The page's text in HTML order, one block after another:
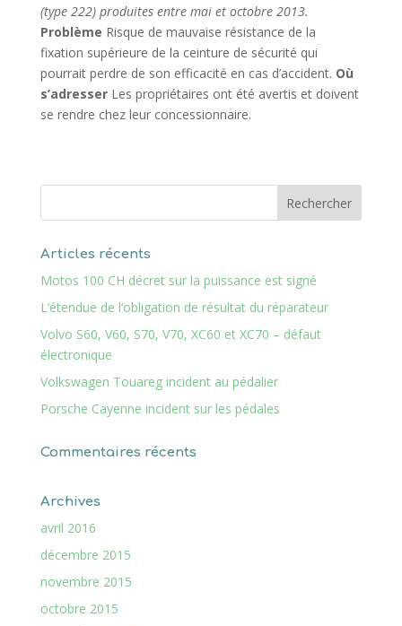
(type 222) produites entre mai et octobre 2013.
Problème Risque de mauvaise résistance de la
fixation supérieure de la ceinture de sécurité qui
pourrait perdre de son efficacité en cas d’accident. Où
s’adresserLes propriétaires ont été avertis et doivent
se rendre chez leur concessionnaire.
Articles récents
Motos 100 CH décret sur la puissance est signé
L’étendue de l’obligation de résultat du réparateur
Volvo S60, V60, S70, V70, XC60 et XC70 – défaut
électronique
Volkswagen Touareg incident au pédalier
Porsche Cayenne incident sur les pédales
Commentaires récents
Archives
avril 2016
décembre 2015
novembre 2015
octobre 2015